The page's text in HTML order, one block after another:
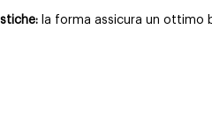
la forma assicura un ottimo